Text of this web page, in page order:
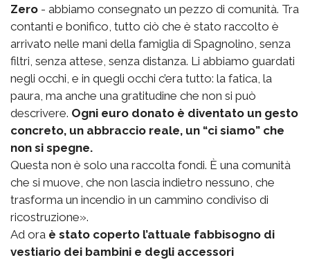
Zero - abbiamo consegnato un pezzo di comunità. Tra
contanti e bonifico, tutto ciò che è stato raccolto è
arrivato nelle mani della famiglia di Spagnolino, senza
filtri, senza attese, senza distanza. Li abbiamo guardati
negli occhi, e in quegli occhi c’era tutto: la fatica, la
paura, ma anche una gratitudine che non si può
descrivere. Ogni euro donato è diventato un gesto
concreto, un abbraccio reale, un “ci siamo” che
non si spegne.
Questa non è solo una raccolta fondi. È una comunità
che si muove, che non lascia indietro nessuno, che
trasforma un incendio in un cammino condiviso di
ricostruzione».
Ad ora è stato coperto l’attuale fabbisogno di
vestiario dei bambini e degli accessori